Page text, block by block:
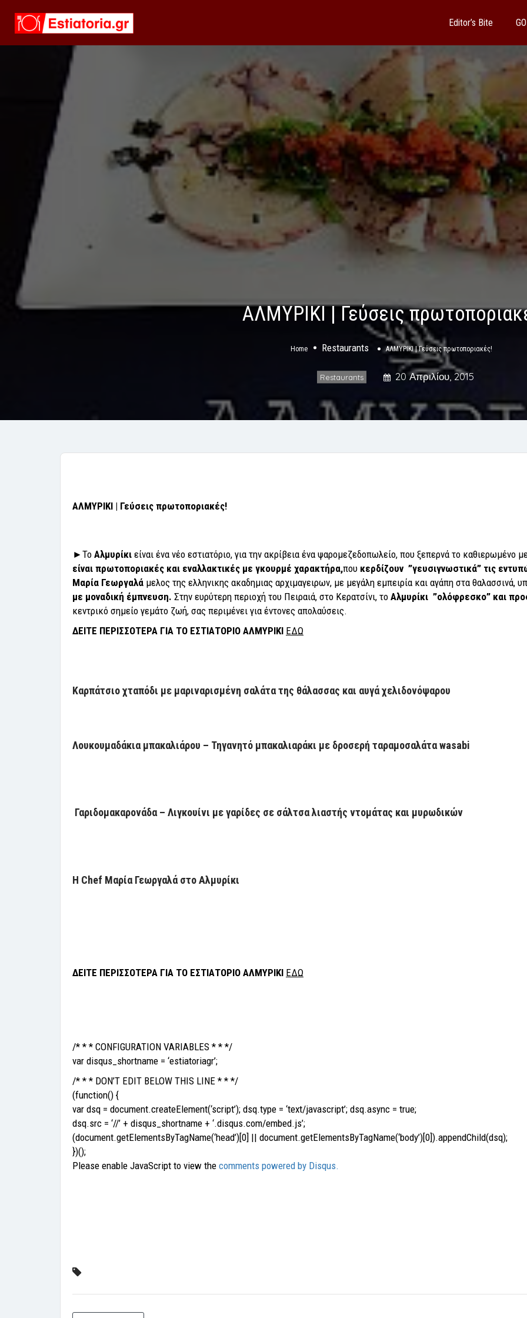
Editor’s Bite
ΑΛΜΥΡΙΚΙ | Γεύσεις
Home Restaurants ΑΛΜΥΡΙΚΙ | Γεύσεις πρωτοποριακές!
Restaurants 20 Απριλίου, 2015
ΑΛΜΥΡΙΚΙ | Γεύσεις πρωτοποριακές!
►Το Αλμυρίκι είναι ένα νέο εστιατόριο, για την ακρίβεια ένα ψαρομεζεδοπωλείο, που ξεπερνά το
είναι πρωτοποριακές και εναλλακτικές με γκουρμέ χαρακτήρα,που κερδίζουν ”γευσιγνωστικά” τις
Μαρία Γεωργαλά μελος της ελληνικης ακαδημιας αρχιμαγειρων, με μεγάλη εμπειρία και αγάπη στα θαλασσινά,
με μοναδική έμπνευση. Στην ευρύτερη περιοχή του Πειραιά, στο Κερατσίνι, το Αλμυρίκι ”ολόφρεσκο” και
κεντρικό σημείο γεμάτο ζωή, σας περιμένει για έντονες απολαύσεις.
ΔΕΙΤΕ ΠΕΡΙΣΣΟΤΕΡΑ ΓΙΑ ΤΟ ΕΣΤΙΑΤΟΡΙΟ ΑΛΜΥΡΙΚΙ ΕΔΩ
Καρπάτσιο χταπόδι με μαριναρισμένη σαλάτα της θάλασσας και αυγά χελιδονόψαρου
Λουκουμαδάκια μπακαλιάρου – Τηγανητό μπακαλιαράκι με δροσερή ταραμοσαλάτα wasabi
Γαριδομακαρονάδα – Λιγκουίνι με γαρίδες σε σάλτσα λιαστής ντομάτας και μυρωδικών
Η Chef Μαρία Γεωργαλά στο Αλμυρίκι
ΔΕΙΤΕ ΠΕΡΙΣΣΟΤΕΡΑ ΓΙΑ ΤΟ ΕΣΤΙΑΤΟΡΙΟ ΑΛΜΥΡΙΚΙ ΕΔΩ
/* * * CONFIGURATION VARIABLES * * */
var disqus_shortname = ‘estiatoriagr’;
/* * * DON’T EDIT BELOW THIS LINE * * */
(function() {
var dsq = document.createElement(‘script’); dsq.type = ‘text/javascript’; dsq.async = true;
dsq.src = ‘//’ + disqus_shortname + ‘.disqus.com/embed.js’;
(document.getElementsByTagName(‘head’)[0] || document.getElementsByTagName(‘body’)[0]).appendChild(dsq);
})();
Please enable JavaScript to view the comments powered by Disqus.